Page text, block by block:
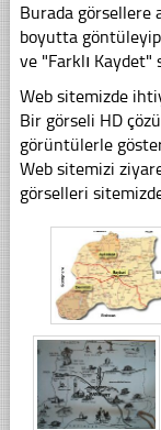
Burada görsellere
boyutta
ve "Farklı Kaydet"
Web sitemizde
Bir görseli HD
görüntülerle
Web sitemizi
görselleri